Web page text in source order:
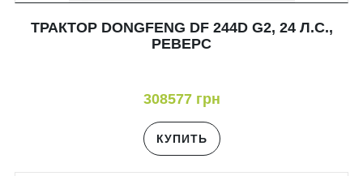
ТРАКТОР DONGFENG DF 244D G2, 24 Л.С.,
РЕВЕРС
308577 грн
КУПИТЬ